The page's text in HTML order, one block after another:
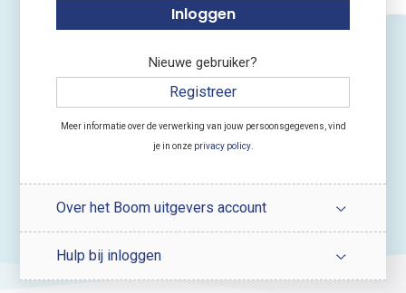
Nieuwe gebruiker?
Registreer
Meer informatie over de verwerking van jouw persoonsgegevens, vind
je in onze privacy policy.
Over het Boom uitgevers account
Hulp bij inloggen